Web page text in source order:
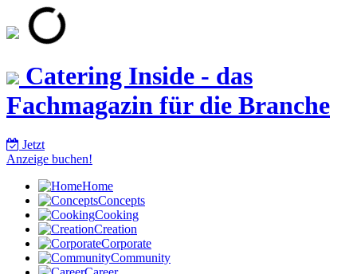
Catering Inside - das
Fachmagazin für die Branche
Jetzt
Anzeige buchen!
Home
Concepts
Cooking
Creation
Corporate
Community